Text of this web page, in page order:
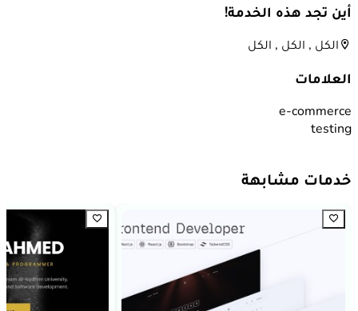
أين تجد هذه الخدمة!
الكل , الكل , الكل
العلامات
e-commerce
testing
خدمات مشابهة